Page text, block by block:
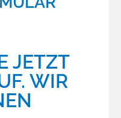
JETZT
WIR